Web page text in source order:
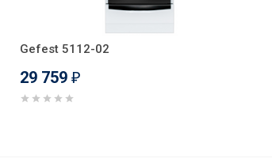
Gefest 5112-02
29 759 ₽